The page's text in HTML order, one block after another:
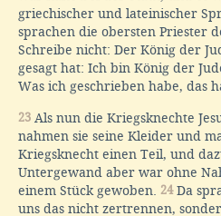
griechischer und lateinischer
sprachen die obersten Priester
Schreibe nicht: Der König der
gesagt hat: Ich bin König der
Was ich geschrieben habe, das
23 Als nun die Kriegsknechte
nahmen sie seine Kleider und
Kriegsknecht einen Teil, und
Untergewand aber war ohne
einem Stück gewoben. 24Da
uns das nicht zertrennen,